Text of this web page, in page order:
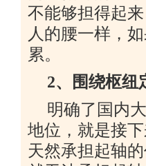
不能够担得起
人的腰一样，
累。
2、围绕枢纽
明确了国内
地位，就是接
天然承担起轴